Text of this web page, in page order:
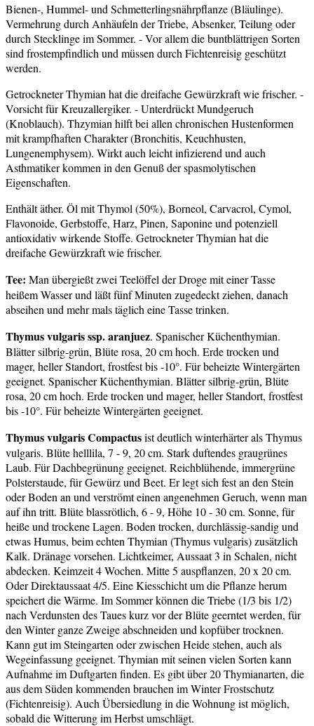
Bienen-, Hummel- und Schmetterlingsnährpflanze (Bläulinge).
Vermehrung durch Anhäufeln der Triebe, Absenker, Teilung oder
durch Stecklinge im Sommer. - Vor allem die buntblättrigen Sorten
sind frostempfindlich und müssen durch Fichtenreisig geschützt
werden.
Getrockneter Thymian hat die dreifache Gewürzkraft wie frischer. -
Vorsicht für Kreuzallergiker. - Unterdrückt Mundgeruch
(Knoblauch). Thzymian hilft bei allen chronischen Hustenformen
mit krampfhaften Charakter (Bronchitis, Keuchhusten,
Lungenemphysem). Wirkt auch leicht infizierend und auch
Asthmatiker kommen in den Genuß der spasmolytischen
Eigenschaften.
Enthält äther. Öl mit Thymol (50%), Borneol, Carvacrol, Cymol,
Flavonoide, Gerbstoffe, Harz, Pinen, Saponine und potenziell
antioxidativ wirkende Stoffe. Getrockneter Thymian hat die
dreifache Gewürzkraft wie frischer.
Tee: Man übergießt zwei Teelöffel der Droge mit einer Tasse
heißem Wasser und läßt fünf Minuten zugedeckt ziehen, danach
abseihen und mehr mals täglich eine Tasse trinken.
Thymus vulgaris ssp. aranjuez. Spanischer Küchenthymian.
Blätter silbrig-grün, Blüte rosa, 20 cm hoch. Erde trocken und
mager, heller Standort, frostfest bis -10°. Für beheizte Wintergärten
geeignet. Spanischer Küchenthymian. Blätter silbrig-grün, Blüte
rosa, 20 cm hoch. Erde trocken und mager, heller Standort, frostfest
bis -10°. Für beheizte Wintergärten geeignet.
Thymus vulgaris Compactusist deutlich winterhärter als Thymus
vulgaris. Blüte helllila, 7 - 9, 20 cm. Stark duftendes graugrünes
Laub. Für Dachbegrünung geeignet. Reichblühende, immergrüne
Polsterstaude, für Gewürz und Beet. Er legt sich fest an den Stein
oder Boden an und verströmt einen angenehmen Geruch, wenn man
auf ihn tritt. Blüte blassrötlich, 6 - 9, Höhe 10 - 30 cm. Sonne, für
heiße und trockene Lagen. Boden trocken, durchlässig-sandig und
etwas Humus, beim echten Thymian (Thymus vulgaris) zusätzlich
Kalk. Dränage vorsehen. Lichtkeimer, Aussaat 3 in Schalen, nicht
abdecken. Keimzeit 4 Wochen. Mitte 5 auspflanzen, 20 x 20 cm.
Oder Direktaussaat 4/5. Eine Kiesschicht um die Pflanze herum
speichert die Wärme. Im Sommer können die Triebe (1/3 bis 1/2)
nach Verdunsten des Taues kurz vor der Blüte geerntet werden, für
den Winter ganze Zweige abschneiden und kopfüber trocknen.
Kann gut im Steingarten oder zwischen Heide stehen, auch als
Wegeinfassung geeignet. Thymian mit seinen vielen Sorten kann
Aufnahme im Duftgarten finden. Es gibt über 20 Thymianarten, die
aus dem Süden kommenden brauchen im Winter Frostschutz
(Fichtenreisig). Auch Übersiedlung in die Wohnung ist möglich,
sobald die Witterung im Herbst umschlägt.